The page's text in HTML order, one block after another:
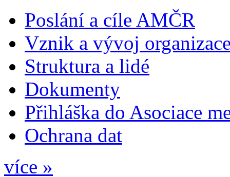
Poslání a cíle AMČR
Vznik a vývoj
Struktura a lidé
Dokumenty
Přihláška do Asociace
Ochrana dat
více »